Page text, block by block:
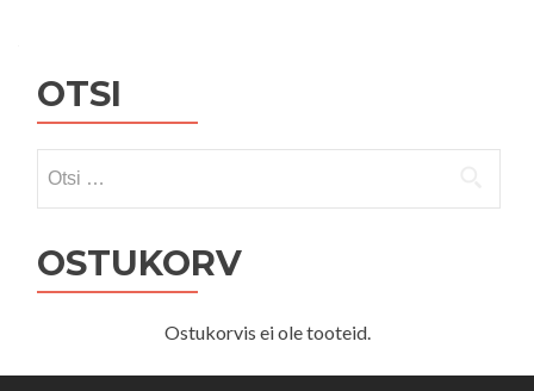
OTSI
OSTUKORV
Ostukorvis ei ole tooteid.